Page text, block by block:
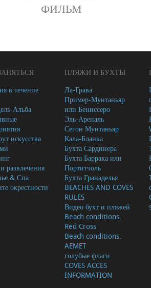
ФИЛЬМ
в течение
Альба
искусства
развлечения
& Спа
окрестности
ПЛЯЖИ И БУХТЫ
Ла-Грава
Пример-Мунтаньяр
или Бениссеро
Эль-Ареналь
Сегон Мунтаньяр
Кала-Бланка
Бухта Сардинера
Бухта Баррака или
Портитчоль
Бухта Гранаделья
BEACHES AND COVES
RULES
Видео бухт и пляжей
Beach conditions.
Red Cross
Beach conditions.
AEMET
голубые флаги
COVES ACCES
INFORMATION